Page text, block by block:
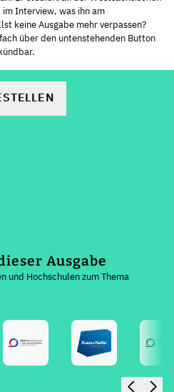
Interview, was ihn am
keine Ausgabe mehr verpassen?
über den untenstehenden Button
Ausgabe
und Hochschulen zum Thema